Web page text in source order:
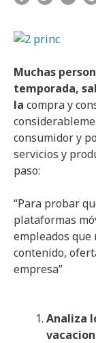
Muchas
temporada,
la compra y
consumidor y
servicios y
paso:
“Para probar
plataformas
empleados que
contenido,
empresa”
Analiza